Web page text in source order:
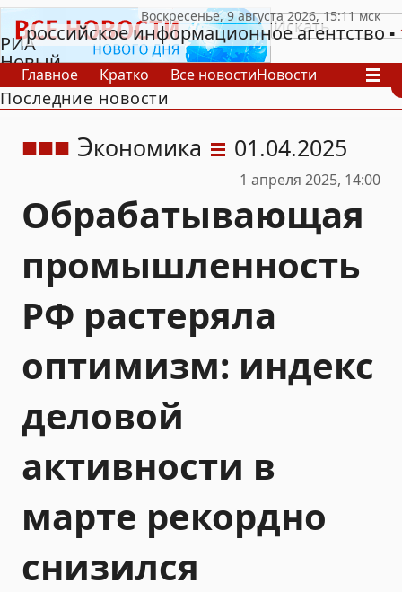
РИА
Новый
День
российское информационное агентство
Главное Кратко Все новостиНовости
В России
В мире
Последние новости
Экономика 01.04.2025
1 апреля 2025, 14:00
Обрабатывающая
промышленность
РФ растеряла
оптимизм: индекс
деловой
активности в
марте рекордно
снизился